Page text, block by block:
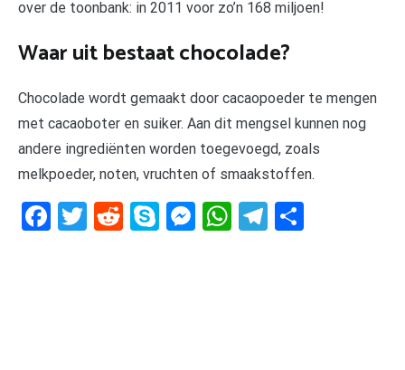
over de toonbank: in 2011 voor zo’n 168 miljoen!
Waar uit bestaat chocolade?
Chocolade wordt gemaakt door cacaopoeder te mengen
met cacaoboter en suiker. Aan dit mengsel kunnen nog
andere ingrediënten worden toegevoegd, zoals
melkpoeder, noten, vruchten of smaakstoffen.
Facebook
Twitter
RedditSkypeMessenger
WhatsApp
Telegram